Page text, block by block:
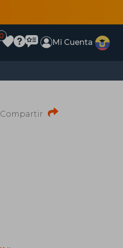
Mi Cuenta
Compartir